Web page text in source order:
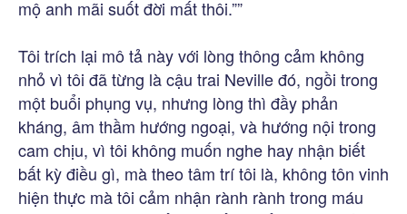
mộ anh mãi suốt đời mất thôi.””
Tôi trích lại mô tả này với lòng thông cảm không
nhỏ vì tôi đã từng là cậu trai Neville đó, ngồi trong
một buổi phụng vụ, nhưng lòng thì đầy phản
kháng, âm thầm hướng ngoại, và hướng nội trong
cam chịu, vì tôi không muốn nghe hay nhận biết
bất kỳ điều gì, mà theo tâm trí tôi là, không tôn vinh
hiện thực mà tôi cảm nhận rành rành trong máu